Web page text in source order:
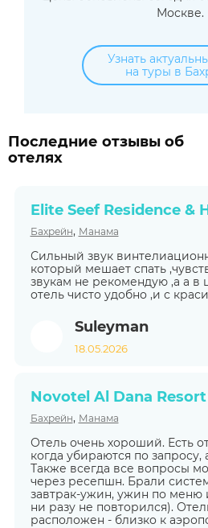
Москве.
Узнать
на туры в
Последние отзывы об
отелях
Elite Seef Residence &
Бахрейн, Манама
Сильный звук
который мешает спать
звукам не рекомендую ,а а
отель чисто удобно ,и с
Suleyman
18.05.2026
Novotel Al Dana
Бахрейн, Манама
Отель очень хороший. Есть
когда убираются по запросу,
Также всегда все вопросы
через ресепшн. Брали
завтрак-ужин, ужин по меню
ни разу не повторился).
расположен - близко к